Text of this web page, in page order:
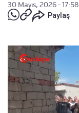
30 Mayıs, 2026 - 17:58
Paylaş